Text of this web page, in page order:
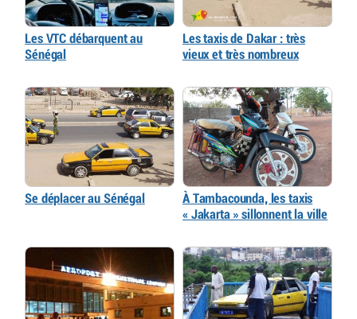
Les VTC débarquent au
Sénégal
Les taxis de Dakar : très
vieux et très nombreux
Se déplacer au Sénégal
À Tambacounda, les taxis
« Jakarta » sillonnent la ville